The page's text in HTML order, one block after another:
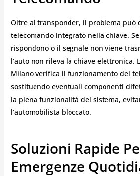
Oltre al transponder, il problema può
telecomando integrato nella chiave.
rispondono o il segnale non viene
l’auto non rileva la chiave elettronica.
Milano verifica il funzionamento dei
sostituendo eventuali componenti
la piena funzionalità del sistema,
l’automobilista bloccato.
Soluzioni Rapide
Emergenze